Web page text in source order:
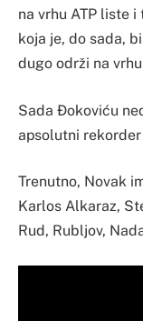
na vrhu ATP liste
koja je, do sada,
dugo održi na
Sada Đokoviću
apsolutni
Trenutno, Novak
Karlos Alkaraz,
Rud, Rubljov,